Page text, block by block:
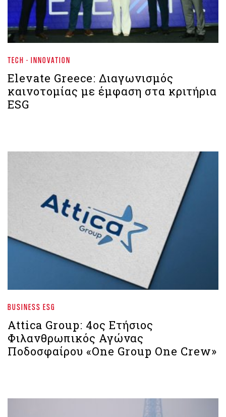
TECH - INNOVATION
Elevate Greece: Διαγωνισμός
καινοτομίας με έμφαση στα κριτήρια
ESG
BUSINESS ESG
Attica Group: 4ος Ετήσιος
Φιλανθρωπικός Αγώνας
Ποδοσφαίρου «One Group One Crew»